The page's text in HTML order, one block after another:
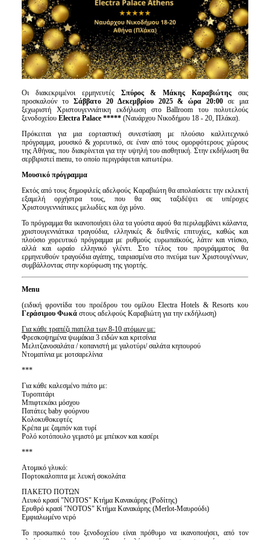
Οι διακεκριμένοι ερμηνευτές Σπύρος & Μάκης Καραβιώτης σας
προσκαλούν το Σάββατο 20 Δεκεμβρίου 2025 & ώρα 20:00 σε μια
ξεχωριστή Χριστουγεννιάτικη εκδήλωση στο Ballroom του πολυτελούς
ξενοδοχείου Electra Palace***** (Ναυάρχου Νικοδήμου 18 - 20, Πλάκα).
Πρόκειται για μια εορταστική συνεστίαση με πλούσιο καλλιτεχνικό
πρόγραμμα, μουσικό & χορευτικό, σε έναν από τους ομορφότερους χώρους
της Αθήνας, που διακρίνεται για την υψηλή του αισθητική. Στην εκδήλωση θα
σερβιριστεί menu, το οποίο περιγράφεται κατωτέρω.
Μουσικό πρόγραμμα
Εκτός από τους δημοφιλείς αδελφούς Καραβιώτη θα απολαύσετε την εκλεκτή
εξαμελή ορχήστρα τους, που θα σας ταξιδέψει σε υπέροχες
Χριστουγεννιάτικες μελωδίες και όχι μόνο.
Το πρόγραμμα θα ικανοποιήσει όλα τα γούστα αφού θα περιλαμβάνει κάλαντα,
χριστουγεννιάτικα τραγούδια, ελληνικές & διεθνείς επιτυχίες, καθώς και
πλούσιο χορευτικό πρόγραμμα με ρυθμούς ευρωπαϊκούς, λάτιν και ντίσκο,
αλλά και ωραίο ελληνικό γλέντι. Στο τέλος του προγράμματος θα
ερμηνευθούν τραγούδια αγάπης, ταιριασμένα στο πνεύμα των Χριστουγέννων,
συμβάλλοντας στην κορύφωση της γιορτής.
Menu
(ειδική φροντίδα του προέδρου του ομίλου Electra Hotels & Resorts κου
Γεράσιμου Φωκά στους αδελφούς Καραβιώτη για την εκδήλωση)
Για κάθε τραπέζι πιατέλα των 8-10 ατόμων με:
Φρεσκοψημένα ψωμάκια 3 ειδών και κριτσίνια
Μελιτζανοσαλάτα / κοπανιστή με γαλοτύρι/ σαλάτα κηπουρού
Ντοματίνια με μοτσαρελίνια
***
Για κάθε καλεσμένο πιάτο με:
Τυροπιτάρι
Μπιφτεκάκι μόσχου
Πατάτες baby φούρνου
Κολοκυθοκεφτές
Κρέπα με ζαμπόν και τυρί
Ρολό κοτόπουλο γεμιστό με μπέικον και κασέρι
***
Ατομικό γλυκό:
Πορτοκαλοπιτα με λευκή σοκολάτα
ΠΑΚΕΤΟ ΠΟΤΩΝ
Λευκό κρασί "NOTOS" Κτήμα Κανακάρης (Ροδίτης)
Ερυθρό κρασί "NOTOS" Κτήμα Κανακάρης (Merlot-Μαυρούδι)
Εμφιαλωμένο νερό
Το προσωπικό του ξενοδοχείου είναι πρόθυμο να ικανοποιήσει, από τον